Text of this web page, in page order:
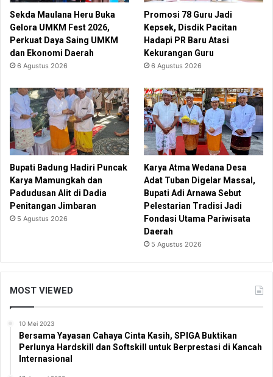
Sekda Maulana Heru Buka
Gelora UMKM Fest 2026,
Perkuat Daya Saing UMKM
dan Ekonomi Daerah
6 Agustus 2026
Promosi 78 Guru Jadi
Kepsek, Disdik Pacitan
Hadapi PR Baru Atasi
Kekurangan Guru
6 Agustus 2026
Bupati Badung Hadiri Puncak
Karya Mamungkah dan
Padudusan Alit di Dadia
Penitangan Jimbaran
5 Agustus 2026
Karya Atma Wedana Desa
Adat Tuban Digelar Massal,
Bupati Adi Arnawa Sebut
Pelestarian Tradisi Jadi
Fondasi Utama Pariwisata
Daerah
5 Agustus 2026
MOST VIEWED
10 Mei 2023
Bersama Yayasan Cahaya Cinta Kasih, SPIGA Buktikan
Perlunya Hardskill dan Softskill untuk Berprestasi di Kancah
Internasional